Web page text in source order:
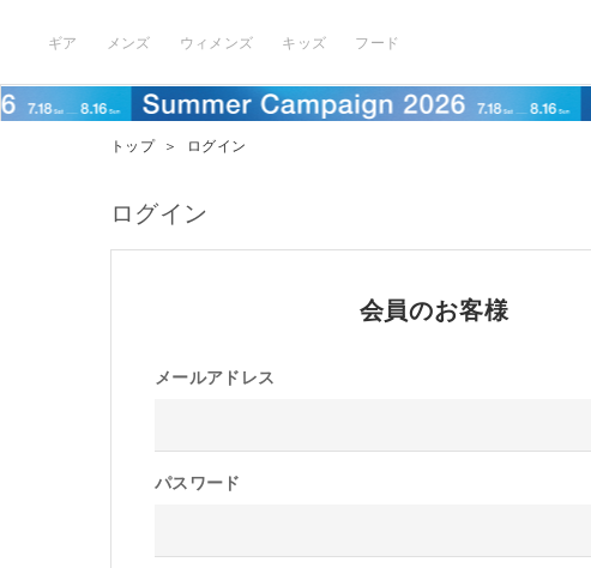
ギア メンズ ウィメンズ キッズ フード
トップ ＞ ログイン
ログイン
会員のお客様
メールアドレス
パスワード